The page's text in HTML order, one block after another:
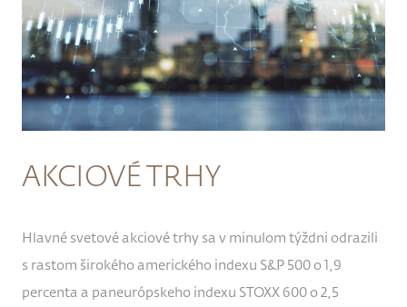
AKCIOVÉ TRHY
Hlavné svetové akciové trhy sa v minulom týždni odrazili
s rastom širokého amerického indexu S&P 500 o 1,9
percenta a paneurópskeho indexu STOXX 600 o 2,5